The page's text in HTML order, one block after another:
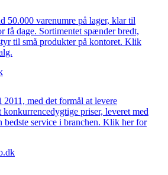
50.000 varenumre på lager, klar til
få dage. Sortimentet spænder bredt,
til små produkter på kontoret. Klik
med det formål at levere
priser, leveret med
bedste service i branchen. Klik her for